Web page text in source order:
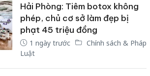
Hải Phòng: Tiêm botox không
phép, chủ cơ sở làm đẹp bị
phạt 45 triệu đồng
1 ngày trước
Chính sách & Pháp
Luật